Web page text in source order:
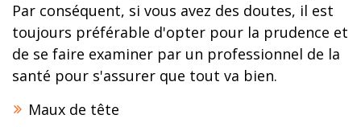
Par conséquent, si vous avez des doutes, il est
toujours préférable d'opter pour la prudence et
de se faire examiner par un professionnel de la
santé pour s'assurer que tout va bien.
Maux de tête